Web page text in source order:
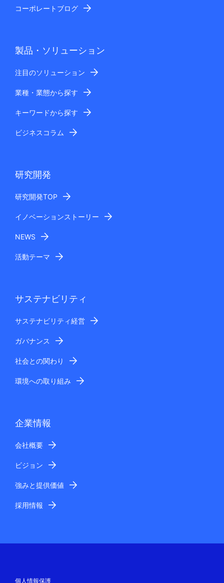
コーポレートブログ
製品・ソリューション
注目のソリューション
業種・業態から探す
キーワードから探す
ビジネスコラム
研究開発
研究開発TOP
イノベーションストーリー
NEWS
活動テーマ
サステナビリティ
サステナビリティ経営
ガバナンス
社会との関わり
環境への取り組み
企業情報
会社概要
ビジョン
強みと提供価値
採用情報
個人情報保護